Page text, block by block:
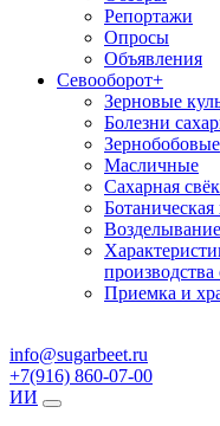
Репортажи
Опросы
Объявления
Севооборот+
Зерновые
Болезни
Зернобобовые
Масличные
Сахарная
производства
Приемка и
info@sugarbeet.ru
+7(916) 860-07-00
ИИ